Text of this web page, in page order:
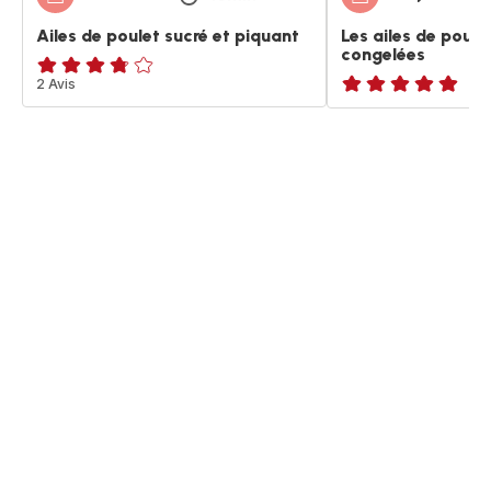
Ailes de poulet sucré et piquant
ratings.3.7
2 Avis
Les ailes de
congelées
ratings.NaN